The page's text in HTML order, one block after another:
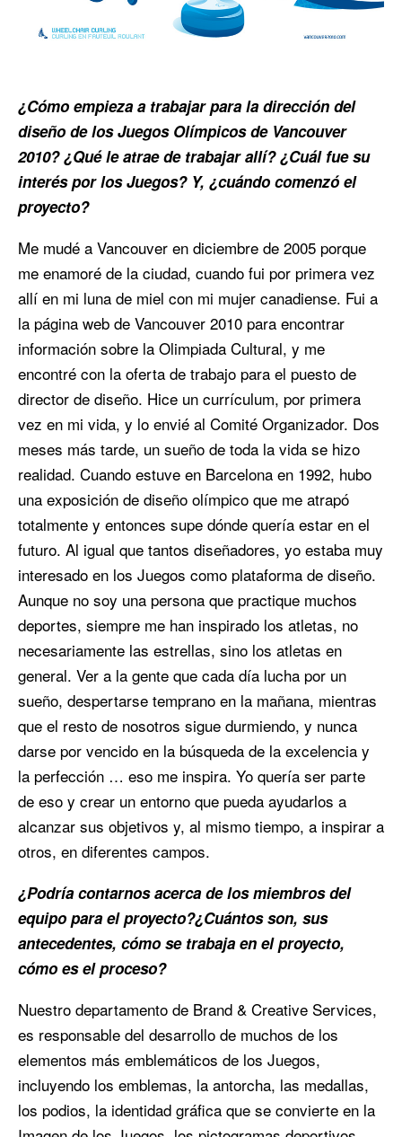
¿Cómo empieza a trabajar para la dirección del
diseño de los Juegos Olímpicos de Vancouver
2010? ¿Qué le atrae de trabajar allí? ¿Cuál fue su
interés por los Juegos? Y, ¿cuándo comenzó el
proyecto?
Me mudé a Vancouver en diciembre de 2005 porque
me enamoré de la ciudad, cuando fui por primera vez
allí en mi luna de miel con mi mujer canadiense. Fui a
la página web de Vancouver 2010 para encontrar
información sobre la Olimpiada Cultural, y me
encontré con la oferta de trabajo para el puesto de
director de diseño. Hice un currículum, por primera
vez en mi vida, y lo envié al Comité Organizador. Dos
meses más tarde, un sueño de toda la vida se hizo
realidad. Cuando estuve en Barcelona en 1992, hubo
una exposición de diseño olímpico que me atrapó
totalmente y entonces supe dónde quería estar en el
futuro. Al igual que tantos diseñadores, yo estaba muy
interesado en los Juegos como plataforma de diseño.
Aunque no soy una persona que practique muchos
deportes, siempre me han inspirado los atletas, no
necesariamente las estrellas, sino los atletas en
general. Ver a la gente que cada día lucha por un
sueño, despertarse temprano en la mañana, mientras
que el resto de nosotros sigue durmiendo, y nunca
darse por vencido en la búsqueda de la excelencia y
la perfección … eso me inspira. Yo quería ser parte
de eso y crear un entorno que pueda ayudarlos a
alcanzar sus objetivos y, al mismo tiempo, a inspirar a
otros, en diferentes campos.
¿Podría contarnos acerca de los miembros del
equipo para el proyecto?¿Cuántos son, sus
antecedentes, cómo se trabaja en el proyecto,
cómo es el proceso?
Nuestro departamento de Brand & Creative Services,
es responsable del desarrollo de muchos de los
elementos más emblemáticos de los Juegos,
incluyendo los emblemas, la antorcha, las medallas,
los podios, la identidad gráfica que se convierte en la